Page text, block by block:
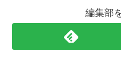
編集部